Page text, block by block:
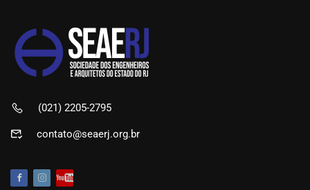
(021) 2205-2795
contato@seaerj.org.br